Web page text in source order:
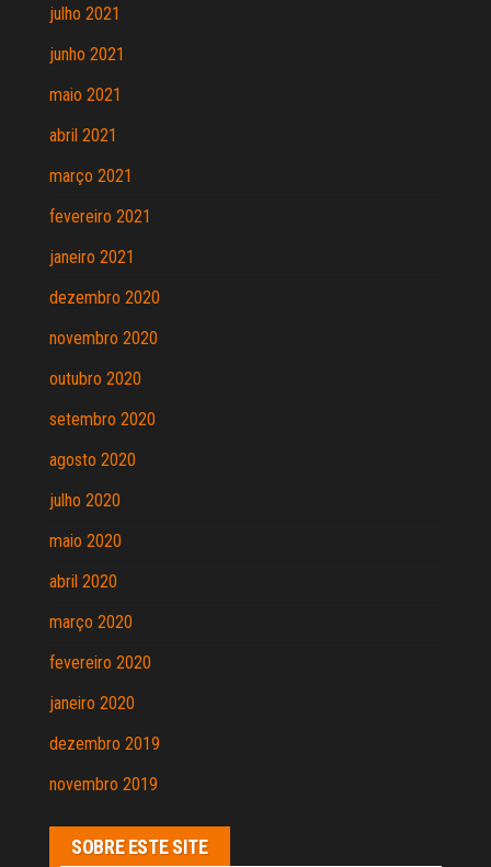
julho 2021
junho 2021
maio 2021
abril 2021
março 2021
fevereiro 2021
janeiro 2021
dezembro 2020
novembro 2020
outubro 2020
setembro 2020
agosto 2020
julho 2020
maio 2020
abril 2020
março 2020
fevereiro 2020
janeiro 2020
dezembro 2019
novembro 2019
SOBRE ESTE SITE